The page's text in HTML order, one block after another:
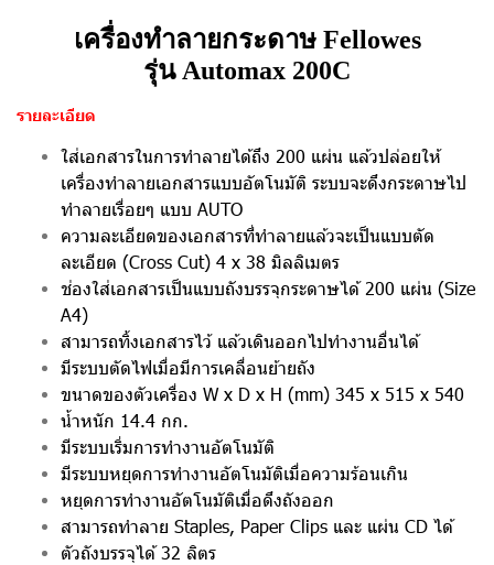
เครื่องทำลายกระดาษ Fellowes
รุ่น Automax 200C
รายละเอียด
ใส่เอกสารในการทำลายได้ถึง 200 แผ่น แล้วปล่อยให้
เครื่องทำลายเอกสารแบบอัตโนมัติ ระบบจะดึงกระดาษไป
ทำลายเรื่อยๆ แบบ AUTO
ความละเอียดของเอกสารที่ทำลายแล้วจะเป็นแบบตัด
ละเอียด (Cross Cut) 4 x 38 มิลลิเมตร
ช่องใส่เอกสารเป็นแบบถังบรรจุกระดาษได้ 200 แผ่น (Size
A4)
สามารถทิ้งเอกสารไว้ แล้วเดินออกไปทำงานอื่นได้
มีระบบตัดไฟเมื่อมีการเคลื่อนย้ายถัง
ขนาดของตัวเครื่อง W x D x H (mm) 345 x 515 x 540
น้ำหนัก 14.4 กก.
มีระบบเริ่มการทำงานอัตโนมัติ
มีระบบหยุดการทำงานอัตโนมัติเมื่อความร้อนเกิน
หยุดการทำงานอัตโนมัติเมื่อดึงถังออก
สามารถทำลาย Staples, Paper Clips และ แผ่น CD ได้
ตัวถังบรรจุได้ 32 ลิตร